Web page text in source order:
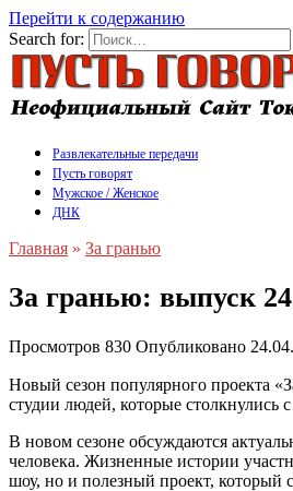
Перейти к содержанию
Search for:
Развлекательные передачи
Пусть говорят
Мужское / Женское
ДНК
Главная » За гранью
За гранью: выпуск
Просмотров 830 Опубликовано
Новый сезон популярного проекта
студии людей, которые
В новом сезоне обсуждаются
человека. Жизненные истории
шоу, но и полезный проект, который